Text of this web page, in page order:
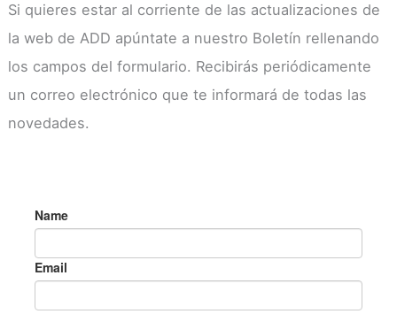
Si quieres estar al corriente de las actualizaciones de
la web de ADD apúntate a nuestro Boletín rellenando
los campos del formulario. Recibirás periódicamente
un correo electrónico que te informará de todas las
novedades.